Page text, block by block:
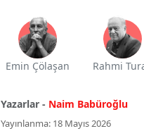
Emin Çölaşan Rahmi
Yazarlar - Naim Babüroğlu
Yayınlanma: 18 Mayıs 2026